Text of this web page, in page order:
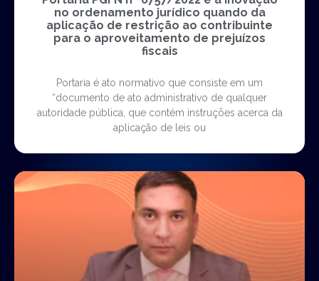
no ordenamento jurídico quando da
aplicação de restrição ao contribuinte
para o aproveitamento de prejuízos
fiscais
Portaria é ato normativo que consiste em um
“documento de ato administrativo de qualquer
autoridade pública, que contém instruções acerca da
aplicação de leis ou